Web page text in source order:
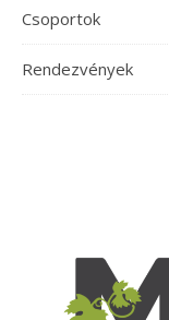
Csoportok
Rendezvények